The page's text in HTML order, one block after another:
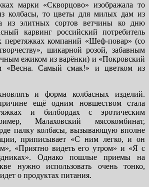
марки «Скворцово» изображала то
колбасы, то цветы для милых дам из
из элитных сортов ветчины ко дню
карвинг российский потребитель
перетяжках компаний «Шеф-повар» (со
шикарной розой, забавным
ежиком из варёнки) и «Покровский
«Весна. Самый смак!» и цветком из
и форма колбасных изделий.
ещё одним новшеством стала
и билбордах с эротическим
Малаховский мясокомбинат,
палку колбасы, вызывающую вполне
приписывает «С ним легко, и он
«Приятно видеть его утром» и «Я с
Однако пошлые приемы на
нужно использовать очень тонко,
о продуктах питания.